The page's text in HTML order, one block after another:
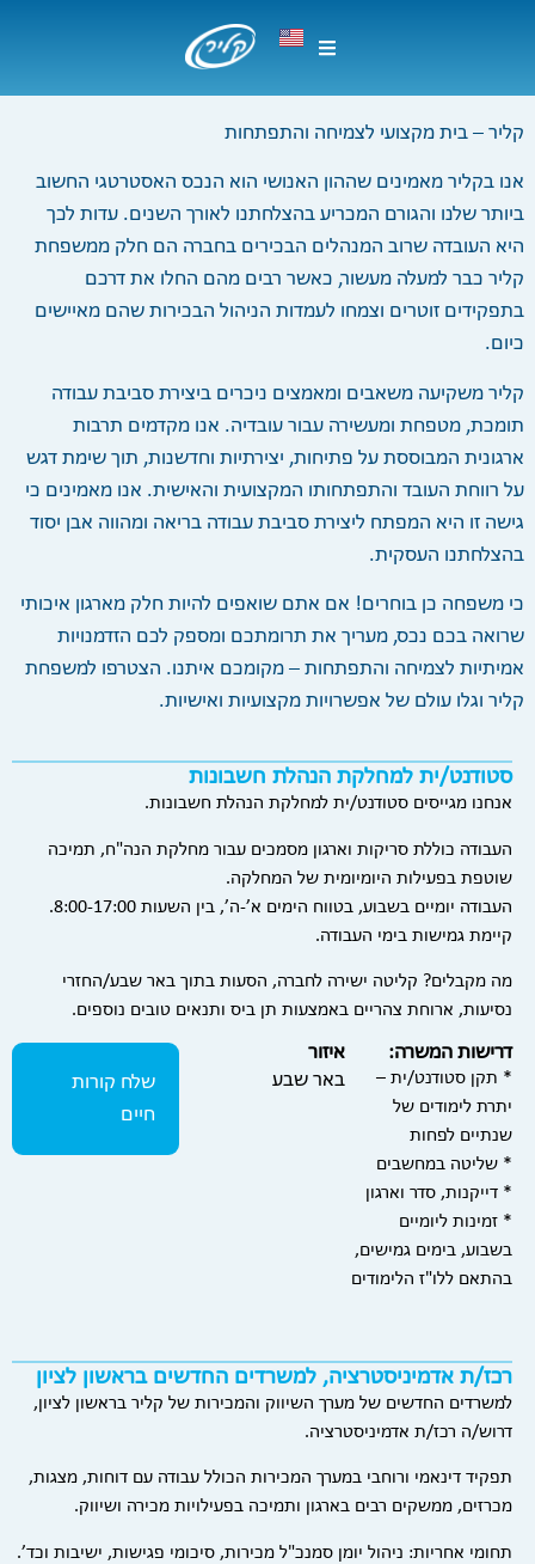
קליר – בית מקצועי לצמיחה והתפתחות
אנו בקליר מאמינים שההון האנושי הוא הנכס האסטרטגי החשוב
ביותר שלנו והגורם המכריע בהצלחתנו לאורך השנים. עדות לכך
היא העובדה שרוב המנהלים הבכירים בחברה הם חלק ממשפחת
קליר כבר למעלה מעשור, כאשר רבים מהם החלו את דרכם
בתפקידים זוטרים וצמחו לעמדות הניהול הבכירות שהם מאיישים
כיום.
קליר משקיעה משאבים ומאמצים ניכרים ביצירת סביבת עבודה
תומכת, מטפחת ומעשירה עבור עובדיה. אנו מקדמים תרבות
ארגונית המבוססת על פתיחות, יצירתיות וחדשנות, תוך שימת דגש
על רווחת העובד והתפתחותו המקצועית והאישית. אנו מאמינים כי
גישה זו היא המפתח ליצירת סביבת עבודה בריאה ומהווה אבן יסוד
בהצלחתנו העסקית.
כי משפחה כן בוחרים! אם אתם שואפים להיות חלק מארגון איכותי
שרואה בכם נכס, מעריך את תרומתכם ומספק לכם הזדמנויות
אמיתיות לצמיחה והתפתחות – מקומכם איתנו. הצטרפו למשפחת
קליר וגלו עולם של אפשרויות מקצועיות ואישיות.
סטודנט/ית למחלקת הנהלת חשבונות
אנחנו מגייסים סטודנט/ית למחלקת הנהלת חשבונות.
העבודה כוללת סריקות וארגון מסמכים עבור מחלקת הנה"ח, תמיכה
שוטפת בפעילות היומיומית של המחלקה.
העבודה יומיים בשבוע, בטווח הימים א’-ה’, בין השעות 8:00-17:00.
קיימת גמישות בימי העבודה.
מה מקבלים? קליטה ישירה לחברה, הסעות בתוך באר שבע/החזרי
נסיעות, ארוחת צהריים באמצעות תן ביס ותנאים טובים נוספים.
דרישות המשרה:
* תקן סטודנט/ית –
יתרת לימודים של
שנתיים לפחות
* שליטה במחשבים
* דייקנות, סדר וארגון
* זמינות ליומיים
בשבוע, בימים גמישים,
בהתאם ללו"ז הלימודים
איזור
באר שבע
שלח קורות
חיים
רכז/ת אדמיניסטרציה, למשרדים החדשים בראשון לציון
למשרדים החדשים של מערך השיווק והמכירות של קליר בראשון לציון,
דרוש/ה רכז/ת אדמיניסטרציה.
תפקיד דינאמי ורוחבי במערך המכירות הכולל עבודה עם דוחות, מצגות,
מכרזים, ממשקים רבים בארגון ותמיכה בפעילויות מכירה ושיווק.
תחומי אחריות: ניהול יומן סמנכ"ל מכירות, סיכומי פגישות, ישיבות וכד’.